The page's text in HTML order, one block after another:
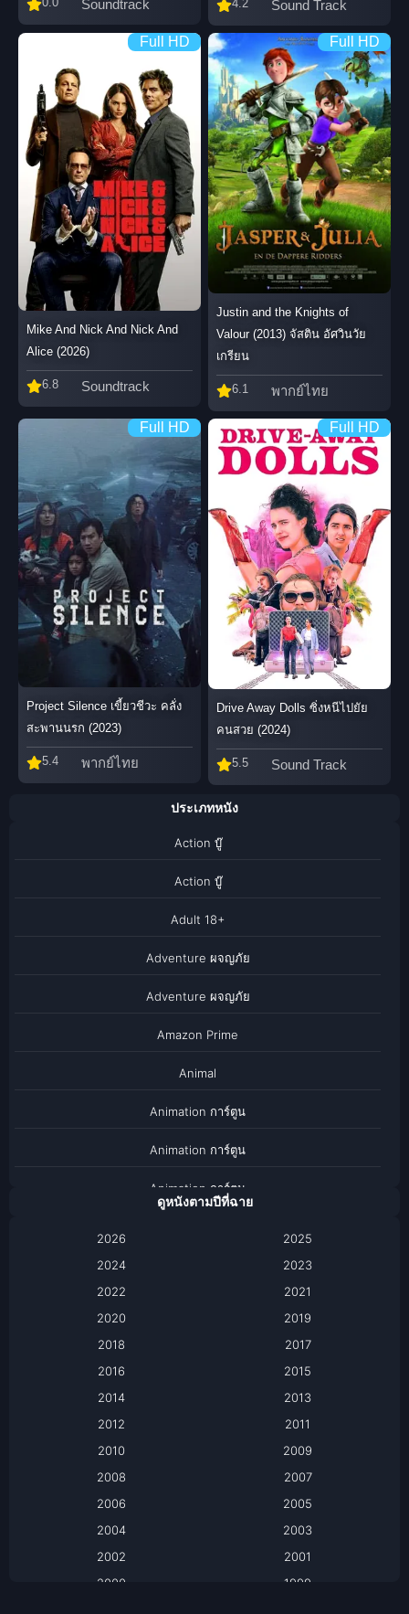
Soundtrack 4.2 Sound Track
Full HD
Mike And Nick And Nick And
Alice (2026)
6.8 Soundtrack
Full HD
Justin and the Knights of
Valour (2013) จัสติน อัศวินวัย
เกรียน
6.1 พากย์ไทย
Full HD
Project Silence เขี้ยวชีวะ คลั่ง
สะพานนรก (2023)
5.4 พากย์ไทย
Full HD
Drive Away Dolls ซิ่งหนีไปยัย
คนสวย (2024)
5.5 Sound Track
ประเภทหนัง
Action บู๊
Action บู๊
Adult 18+
Adventure ผจญภัย
Adventure ผจญภัย
Amazon Prime
Animal
Animation การ์ตูน
Animation การ์ตูน
Animation การ์ตูน
Based on a True Story เรื่องจริง
Based on a True Story เรื่องจริง
ดูหนังตามปีที่ฉาย
2026
2025
2024
2023
2022
2021
2020
2019
2018
2017
2016
2015
2014
2013
2012
2011
2010
2009
2008
2007
2006
2005
2004
2003
2002
2001
2000
1999